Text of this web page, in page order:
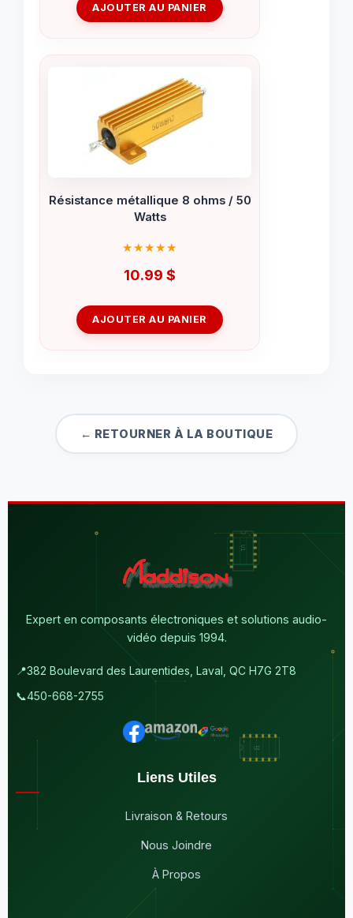
AJOUTER AU PANIER
Résistance métallique 8 ohms / 50
Watts
10.99 $
AJOUTER AU PANIER
← RETOURNER À LA BOUTIQUE
Expert en composants électroniques et solutions audio-
vidéo depuis 1994.
📍382 Boulevard des Laurentides, Laval, QC H7G 2T8
📞450-668-2755
Liens Utiles
Livraison & Retours
Nous Joindre
À Propos